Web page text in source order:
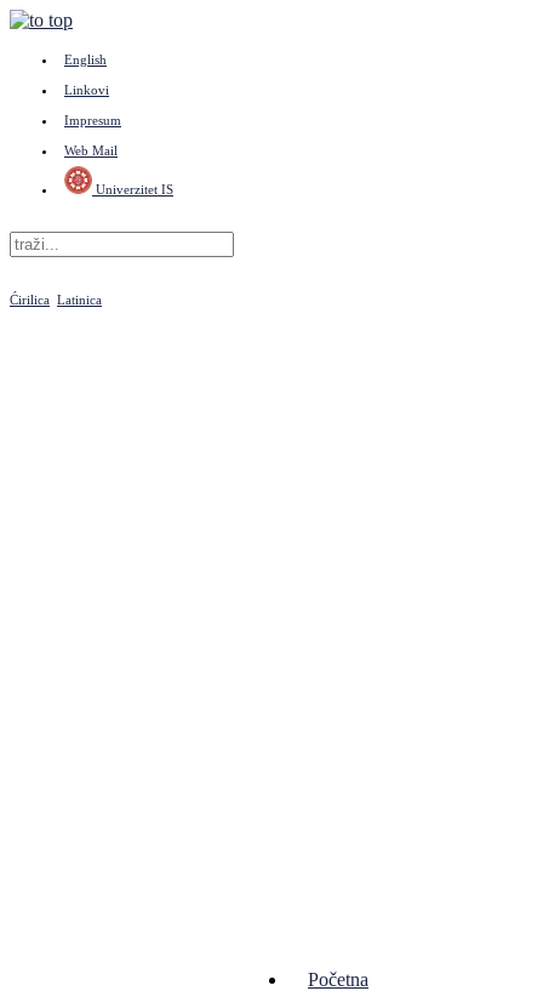
English
Linkovi
Impresum
Web Mail
Univerzitet IS
Ćirilica Latinica
Početna